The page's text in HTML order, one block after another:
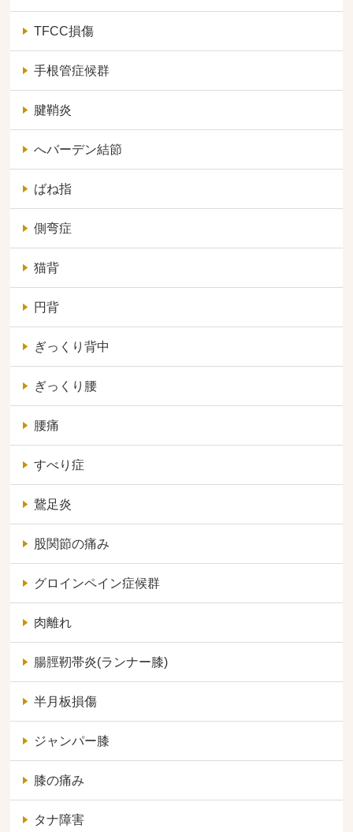
TFCC損傷
手根管症候群
腱鞘炎
へバーデン結節
ばね指
側弯症
猫背
円背
ぎっくり背中
ぎっくり腰
腰痛
すべり症
鵞足炎
股関節の痛み
グロインペイン症候群
肉離れ
腸脛靭帯炎(ランナー膝)
半月板損傷
ジャンパー膝
膝の痛み
タナ障害